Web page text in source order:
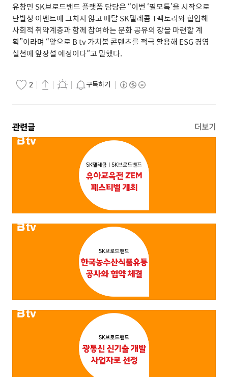
유창민 SK브로드밴드 플랫폼 담당은 “이번 ‘필모톡’을 시작으로
단발성 이벤트에 그치지 않고 매달SK텔레콤T팩토리와 협업해
사회적 취약계층과 함께 참여하는 문화 공유의 장을 마련할 계
획”이라며 “앞으로 B tv가치봄 콘텐츠를 적극 활용해 ESG경영
실천에 앞장설 예정이다”고 말했다.
2 구독하기
관련글 더보기